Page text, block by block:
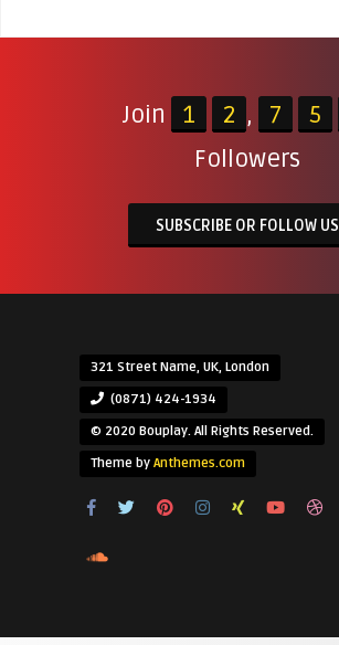
Join 1 2 , 7 5
Followers
SUBSCRIBE OR FOLLOW US
321 Street Name, UK, London
(0871) 424-1934
© 2020 Bouplay. All Rights Reserved.
Theme by Anthemes.com